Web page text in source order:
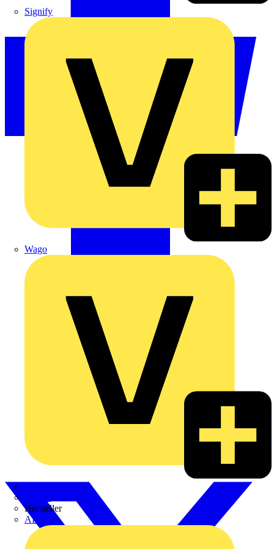
Signify
Wago
Hersteller
ABB